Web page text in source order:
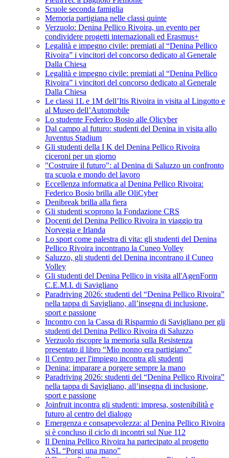
Scuole seconda famiglia
Memoria partigiana nelle classi quinte
Verzuolo: Denina Pellico Rivoira, un evento per
condividere progetti internazionali ed Erasmus+
Legalità e impegno civile: premiati al “Denina Pellico
Rivoira” i vincitori del concorso dedicato al Generale
Dalla Chiesa
Legalità e impegno civile: premiati al “Denina Pellico
Rivoira” i vincitori del concorso dedicato al Generale
Dalla Chiesa
Le classi 1L e 1M dell’Itis Rivoira in visita al Lingotto e
al Museo dell’Automobile
Lo studente Federico Bosio alle Olicyber
Dal campo al futuro: studenti del Denina in visita allo
Juventus Stadium
Gli studenti della I K del Denina Pellico Rivoira
ciceroni per un giorno
"Costruire il futuro": al Denina di Saluzzo un confronto
tra scuola e mondo del lavoro
Eccellenza informatica al Denina Pellico Rivoira:
Federico Bosio brilla alle OliCyber
Denibreak brilla alla fiera
Gli studenti scoprono la Fondazione CRS
Docenti del Denina Pellico Rivoira in viaggio tra
Norvegia e Irlanda
Lo sport come palestra di vita: gli studenti del Denina
Pellico Rivoira incontrano la Cuneo Volley
Saluzzo, gli studenti del Denina incontrano il Cuneo
Volley
Gli studenti del Denina Pellico in visita all'AgenForm
C.E.M.I. di Savigliano
Paradriving 2026: studenti del “Denina Pellico Rivoira”
nella tappa di Savigliano, all’insegna di inclusione,
sport e passione
Incontro con la Cassa di Risparmio di Savigliano per gli
studenti del Denina Pellico Rivoira di Saluzzo
Verzuolo riscopre la memoria sulla Resistenza
presentato il libro “Mio nonno era partigiano”
Il Centro per l'impiego incontra gli studenti
Denina: imparare a porgere sempre la mano
Paradriving 2026: studenti del “Denina Pellico Rivoira”
nella tappa di Savigliano, all’insegna di inclusione,
sport e passione
Joinfruit incontra gli studenti: impresa, sostenibilità e
futuro al centro del dialogo
Emergenza e consapevolezza: al Denina Pellico Rivoira
si è concluso il ciclo di incontri sul Nue 112
Il Denina Pellico Rivoira ha partecipato al progetto
ASL “Porgi una mano”